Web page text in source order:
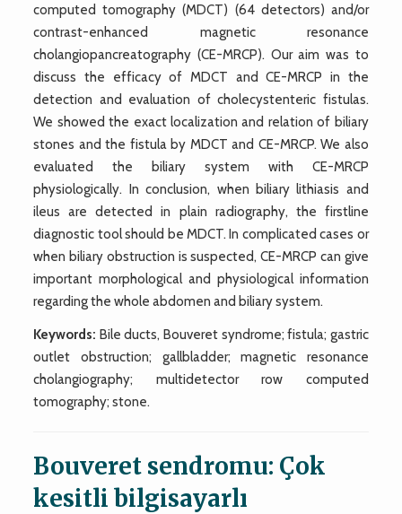
computed tomography (MDCT) (64 detectors) and/or
contrast-enhanced magnetic resonance
cholangiopancreatography (CE-MRCP). Our aim was to
discuss the efficacy of MDCT and CE-MRCP in the
detection and evaluation of cholecystenteric fistulas.
We showed the exact localization and relation of biliary
stones and the fistula by MDCT and CE-MRCP. We also
evaluated the biliary system with CE-MRCP
physiologically. In conclusion, when biliary lithiasis and
ileus are detected in plain radiography, the firstline
diagnostic tool should be MDCT. In complicated cases or
when biliary obstruction is suspected, CE-MRCP can give
important morphological and physiological information
regarding the whole abdomen and biliary system.
Keywords: Bile ducts, Bouveret syndrome; fistula; gastric
outlet obstruction; gallbladder; magnetic resonance
cholangiography; multidetector row computed
tomography; stone.
Bouveret sendromu: Çok
kesitli bilgisayarlı